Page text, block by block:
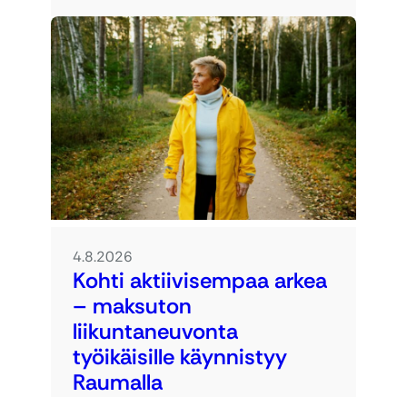
4.8.2026
Kohti aktiivisempaa arkea
– maksuton
liikuntaneuvonta
työikäisille käynnistyy
Raumalla